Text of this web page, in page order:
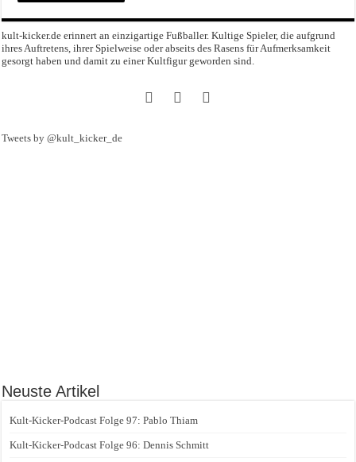
kult-kicker.de erinnert an einzigartige Fußballer. Kultige Spieler, die aufgrund
ihres Auftretens, ihrer Spielweise oder abseits des Rasens für Aufmerksamkeit
gesorgt haben und damit zu einer Kultfigur geworden sind.
Tweets by @kult_kicker_de
Neuste Artikel
Kult-Kicker-Podcast Folge 97: Pablo Thiam
Kult-Kicker-Podcast Folge 96: Dennis Schmitt